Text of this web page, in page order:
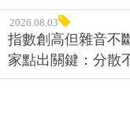
2026.08.03
指數創高但雜音不
家點出關鍵：分散